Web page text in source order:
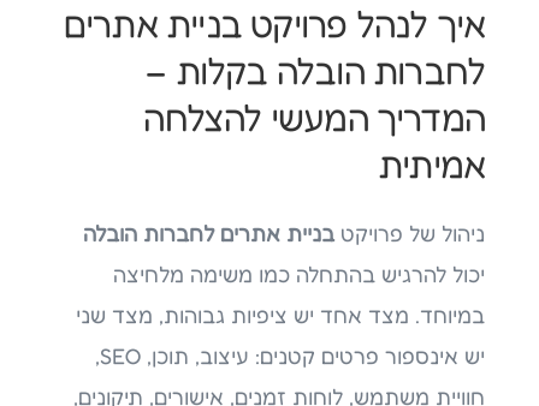
איך לנהל פרויקט בניית אתרים
לחברות הובלה בקלות –
המדריך המעשי להצלחה
אמיתית
ניהול של פרויקט בניית אתרים לחברות הובלה
יכול להרגיש בהתחלה כמו משימה מלחיצה
במיוחד. מצד אחד יש ציפיות גבוהות, מצד שני
יש אינספור פרטים קטנים: עיצוב, תוכן, SEO,
חוויית משתמש, לוחות זמנים, אישורים, תיקונים,